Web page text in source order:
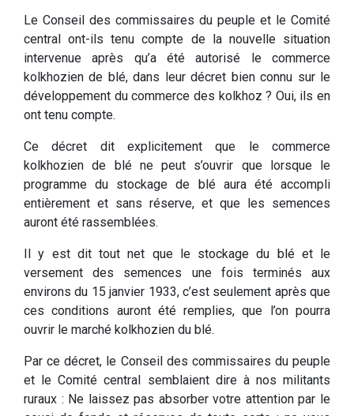
Le Conseil des commissaires du peuple et le Comité
central ont-ils tenu compte de la nouvelle situation
intervenue après qu’a été autorisé le commerce
kolkhozien de blé, dans leur décret bien connu sur le
développement du commerce des kolkhoz ? Oui, ils en
ont tenu compte.
Ce décret dit explicitement que le commerce
kolkhozien de blé ne peut s’ouvrir que lorsque le
programme du stockage de blé aura été accompli
entièrement et sans réserve, et que les semences
auront été rassemblées.
Il y est dit tout net que le stockage du blé et le
versement des semences une fois terminés aux
environs du 15 janvier 1933, c’est seulement après que
ces conditions auront été remplies, que l’on pourra
ouvrir le marché kolkhozien du blé.
Par ce décret, le Conseil des commissaires du peuple
et le Comité central semblaient dire à nos militants
ruraux : Ne laissez pas absorber votre attention par le